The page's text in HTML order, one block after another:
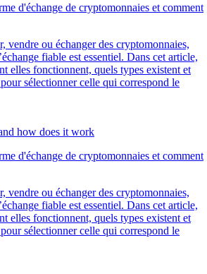
d'échange de cryptomonnaies et comment
vendre ou échanger des cryptomonnaies,
fiable est essentiel. Dans cet article,
elles fonctionnent, quels types existent et
sélectionner celle qui correspond le
d'échange de cryptomonnaies et comment
vendre ou échanger des cryptomonnaies,
fiable est essentiel. Dans cet article,
elles fonctionnent, quels types existent et
sélectionner celle qui correspond le